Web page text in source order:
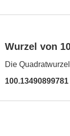
Wurzel von
Die
100.13490899781